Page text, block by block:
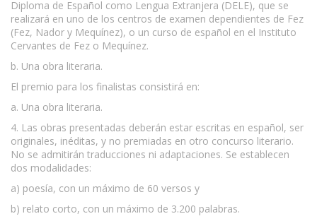
Diploma de Español como Lengua Extranjera (DELE), que se
realizará en uno de los centros de examen dependientes de Fez
(Fez, Nador y Mequínez), o un curso de español en el Instituto
Cervantes de Fez o Mequínez.
b. Una obra literaria.
El premio para los finalistas consistirá en:
a. Una obra literaria.
4. Las obras presentadas deberán estar escritas en español, ser
originales, inéditas, y no premiadas en otro concurso literario.
No se admitirán traducciones ni adaptaciones. Se establecen
dos modalidades:
a) poesía, con un máximo de 60 versos y
b) relato corto, con un máximo de 3.200 palabras.